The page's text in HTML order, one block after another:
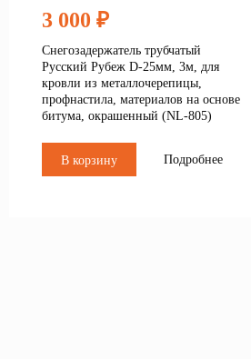
3 000 ₽
Снегозадержатель трубчатый
Русский Рубеж D-25мм, 3м, для
кровли из металлочерепицы,
профнастила, материалов на основе
битума, окрашенный (NL-805)
В корзину Подробнее